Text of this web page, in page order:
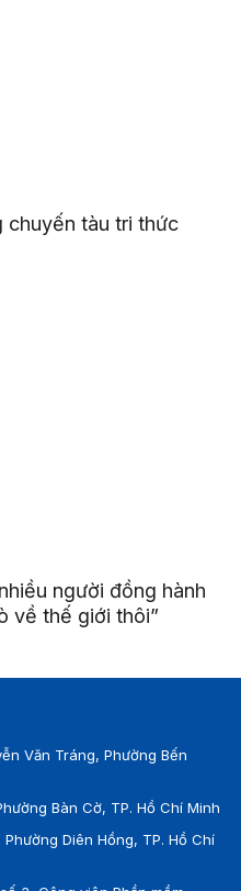
chuyến tàu tri thức
người đồng hành
về thế giới thôi”
Văn Tráng, Phường Bến
Bàn Cờ, TP. Hồ Chí Minh
Diên Hồng, TP. Hồ Chí